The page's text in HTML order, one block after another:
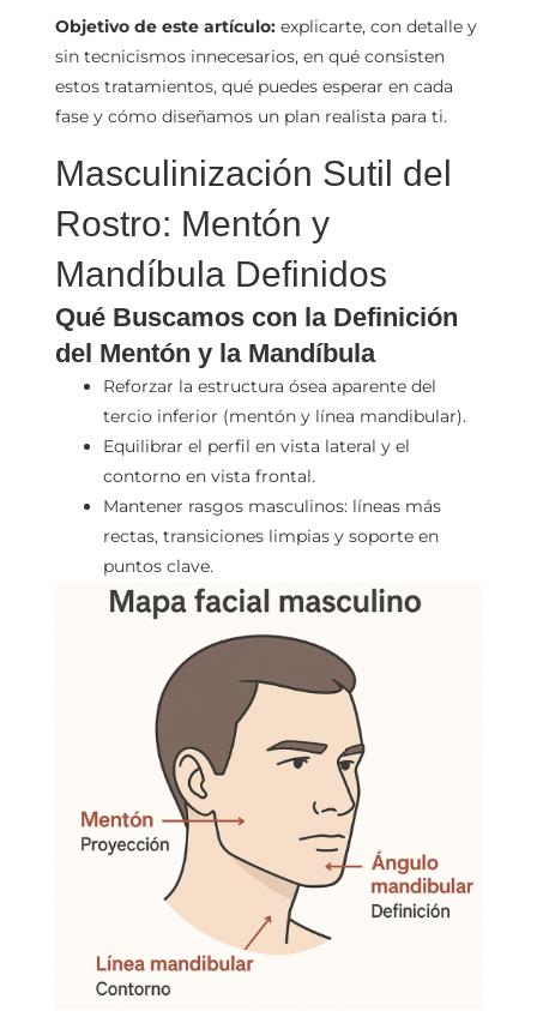
Objetivo de este artículo:explicarte, con detalle y
sin tecnicismos innecesarios, en qué consisten
estos tratamientos, qué puedes esperar en cada
fase y cómo diseñamos un plan realista para ti.
Masculinización Sutil del
Rostro: Mentón y
Mandíbula Definidos
Qué Buscamos con la Definición
del Mentón y la Mandíbula
Reforzar la estructura ósea aparente del
tercio inferior (mentón y línea mandibular).
Equilibrar el perfil en vista lateral y el
contorno en vista frontal.
Mantener rasgos masculinos: líneas más
rectas, transiciones limpias y soporte en
puntos clave.